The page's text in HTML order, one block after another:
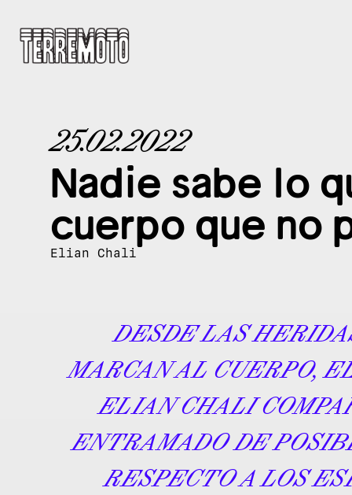
25.02.2022
Nadie sabe lo
cuerpo que no
Elian Chali
DESDE LAS
MARCAN AL CUERPO,
ELIAN CHALI
ENTRAMADO DE
RESPECTO A LOS